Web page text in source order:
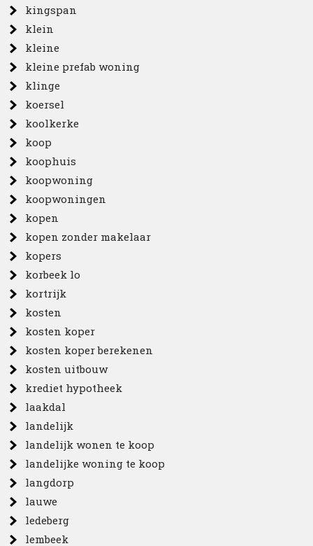
kingspan
klein
kleine
kleine prefab woning
klinge
koersel
koolkerke
koop
koophuis
koopwoning
koopwoningen
kopen
kopen zonder makelaar
kopers
korbeek lo
kortrijk
kosten
kosten koper
kosten koper berekenen
kosten uitbouw
krediet hypotheek
laakdal
landelijk
landelijk wonen te koop
landelijke woning te koop
langdorp
lauwe
ledeberg
lembeek